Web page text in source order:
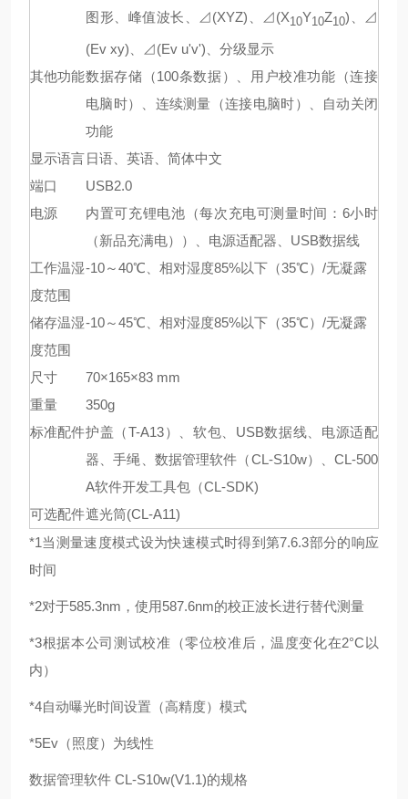
图形、峰值波长、⊿(XYZ)、⊿(X10Y10Z10)、⊿
(Ev xy)、⊿(Ev u'v')、分级显示
其他功能数据存储（100条数据）、用户校准功能（连接
电脑时）、连续测量（连接电脑时）、自动关闭
功能
显示语言日语、英语、简体中文
端口
USB2.0
电源
内置可充锂电池（每次充电可测量时间：6小时
（新品充满电））、电源适配器、USB数据线
工作温湿
度范围
-10～40℃、相对湿度85%以下（35℃）/无凝露
储存温湿
度范围
-10～45℃、相对湿度85%以下（35℃）/无凝露
尺寸
70×165×83 mm
重量
350g
标准配件护盖（T-A13）、软包、USB数据线、电源适配
器、手绳、数据管理软件（CL-S10w）、CL-500
A软件开发工具包（CL-SDK)
可选配件遮光筒(CL-A11)
*1当测量速度模式设为快速模式时得到第7.6.3部分的响应
时间
*2对于585.3nm，使用587.6nm的校正波长进行替代测量
*3根据本公司测试校准（零位校准后，温度变化在2°C以
内）
*4自动曝光时间设置（高精度）模式
*5Ev（照度）为线性
数据管理软件 CL-S10w(V1.1)的规格